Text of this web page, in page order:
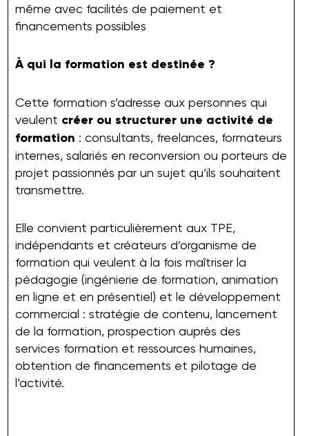
même avec facilités de paiement et
financements possibles
À qui la formation est destinée ?
Cette formation s’adresse aux personnes qui
veulent créer ou structurer une activité de
formation : consultants, freelances, formateurs
internes, salariés en reconversion ou porteurs de
projet passionnés par un sujet qu’ils souhaitent
transmettre.
Elle convient particulièrement aux TPE,
indépendants et créateurs d’organisme de
formation qui veulent à la fois maîtriser la
pédagogie (ingénierie de formation, animation
en ligne et en présentiel) et le développement
commercial : stratégie de contenu, lancement
de la formation, prospection auprès des
services formation et ressources humaines,
obtention de financements et pilotage de
l’activité.